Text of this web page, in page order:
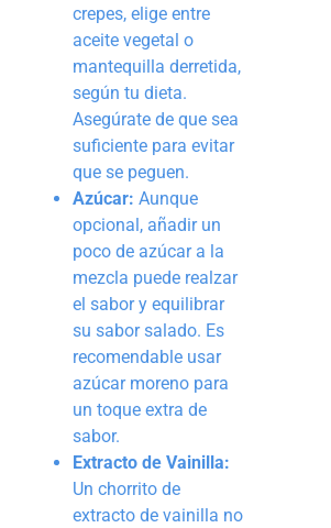
crepes, elige entre
aceite vegetal o
mantequilla derretida,
según tu dieta.
Asegúrate de que sea
suficiente para evitar
que se peguen.
Azúcar: Aunque
opcional, añadir un
poco de azúcar a la
mezcla puede realzar
el sabor y equilibrar
su sabor salado. Es
recomendable usar
azúcar moreno para
un toque extra de
sabor.
Extracto de Vainilla:
Un chorrito de
extracto de vainilla no